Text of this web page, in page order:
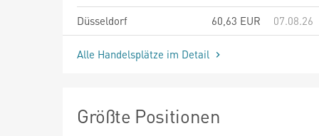
Düsseldorf
60,63 EUR 07.08.26
Alle Handelsplätze im Detail
Größte Positionen